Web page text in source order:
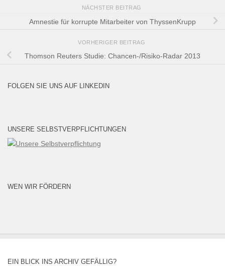
NÄCHSTER BEITRAG
Amnestie für korrupte Mitarbeiter von ThyssenKrupp
VORHERIGER BEITRAG
Thomson Reuters Studie: Chancen-/Risiko-Radar 2013
FOLGEN SIE UNS AUF LINKEDIN
UNSERE SELBSTVERPFLICHTUNGEN
WEN WIR FÖRDERN
EIN BLICK INS ARCHIV GEFÄLLIG?